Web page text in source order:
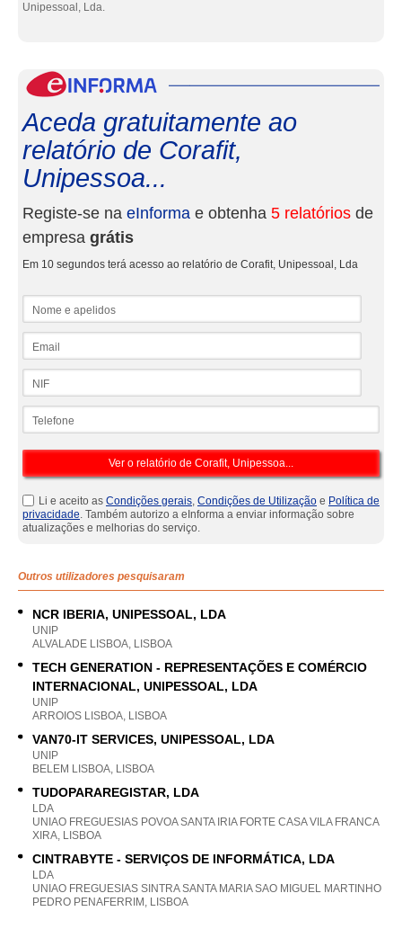
Unipessoal, Lda.
Aceda gratuitamente ao
relatório de Corafit,
Unipessoa...
Registe-se na eInforma e obtenha 5 relatórios de
empresa grátis
Em 10 segundos terá acesso ao relatório de Corafit, Unipessoal, Lda
Li e aceito as Condições gerais, Condições de Utilização e Política de
privacidade. Também autorizo a eInforma a enviar informação sobre
atualizações e melhorias do serviço.
Outros utilizadores pesquisaram
NCR IBERIA, UNIPESSOAL, LDA
UNIP
ALVALADE LISBOA, LISBOA
TECH GENERATION - REPRESENTAÇÕES E COMÉRCIO
INTERNACIONAL, UNIPESSOAL, LDA
UNIP
ARROIOS LISBOA, LISBOA
VAN70-IT SERVICES, UNIPESSOAL, LDA
UNIP
BELEM LISBOA, LISBOA
TUDOPARAREGISTAR, LDA
LDA
UNIAO FREGUESIAS POVOA SANTA IRIA FORTE CASA VILA FRANCA
XIRA, LISBOA
CINTRABYTE - SERVIÇOS DE INFORMÁTICA, LDA
LDA
UNIAO FREGUESIAS SINTRA SANTA MARIA SAO MIGUEL MARTINHO
PEDRO PENAFERRIM, LISBOA